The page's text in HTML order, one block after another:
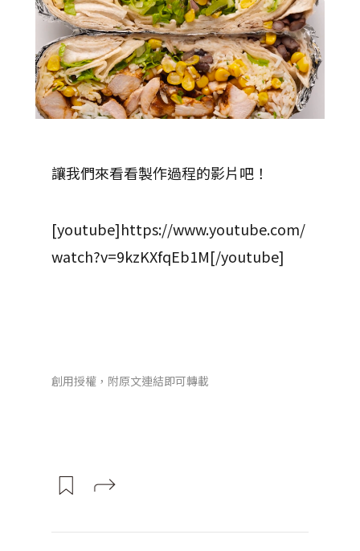
讓我們來看看製作過程的影片吧！
[youtube]https://www.youtube.com/
watch?v=9kzKXfqEb1M[/youtube]
創用授權，附原文連結即可轉載